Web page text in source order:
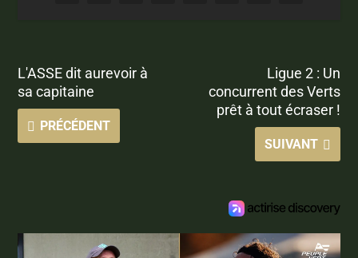
L'ASSE dit aurevoir à
sa capitaine
PRÉCÉDENT
Ligue 2 : Un
concurrent des Verts
prêt à tout écraser !
SUIVANT